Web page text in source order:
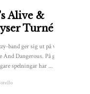
Alive &
Turné
band ger sig ut på vägarna
Dangerous. På grund
spelningar har ...